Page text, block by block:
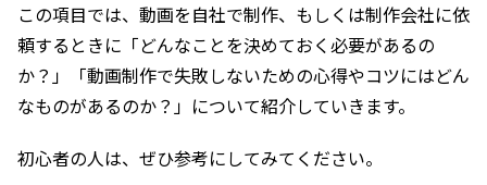
この項目では、動画を自社で制作、もしくは制作会社に依
頼するときに「どんなことを決めておく必要があるの
か？」「動画制作で失敗しないための心得やコツにはどん
なものがあるのか？」について紹介していきます。
初心者の人は、ぜひ参考にしてみてください。